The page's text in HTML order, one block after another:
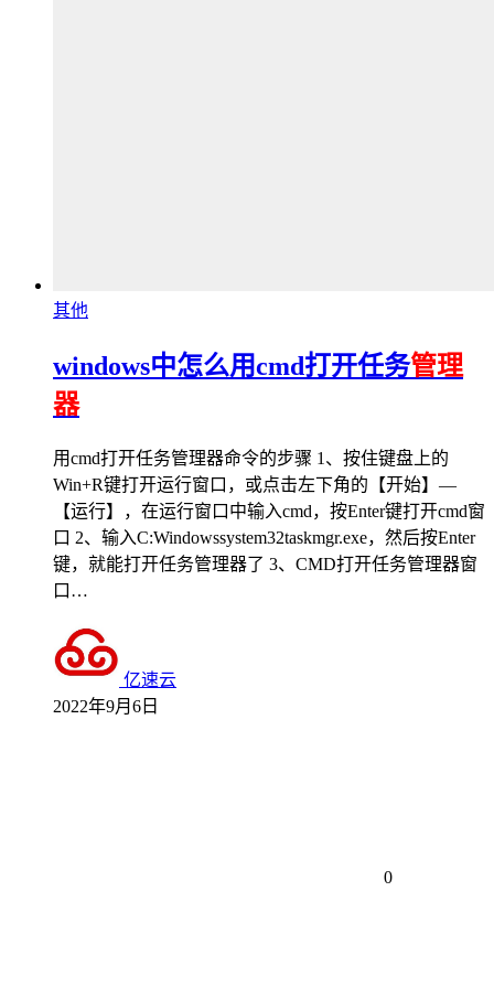
其他
windows中怎么用cmd打开任务管理
器
用cmd打开任务管理器命令的步骤 1、按住键盘上的
Win+R键打开运行窗口，或点击左下角的【开始】—
【运行】，在运行窗口中输入cmd，按Enter键打开cmd窗
口 2、输入C:Windowssystem32taskmgr.exe，然后按Enter
键，就能打开任务管理器了 3、CMD打开任务管理器窗
口…
亿速云
2022年9月6日
0